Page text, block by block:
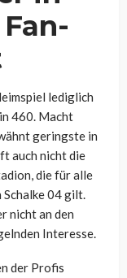
lediglich
460. Macht
geringste in
auch nicht die
die für alle
04 gilt.
nicht an den
Interesse.
der Profis